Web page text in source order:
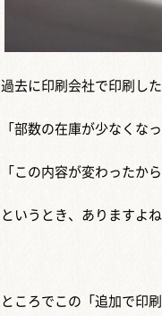
過去に印刷会社で印刷し
「部数の在庫が少なくな
「この内容が変わったか
というとき、ありますよね
ところでこの「追加で印